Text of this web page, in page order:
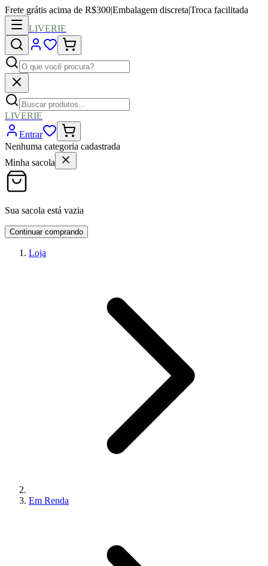
Frete grátis acima de R$300|Embalagem discreta|Troca facilitada
LIVERIE
LIVERIE
Entrar
Nenhuma categoria cadastrada
Minha sacola
Sua sacola está vazia
Continuar comprando
Loja
Em Renda